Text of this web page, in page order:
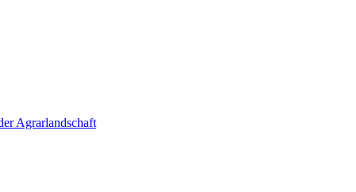
Agrarlandschaft